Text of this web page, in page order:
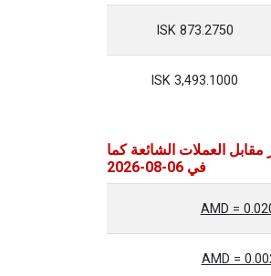
873.2750 ISK
3,493.1000 ISK
مقابل العملات الشائعة كما
في 06-08-2026